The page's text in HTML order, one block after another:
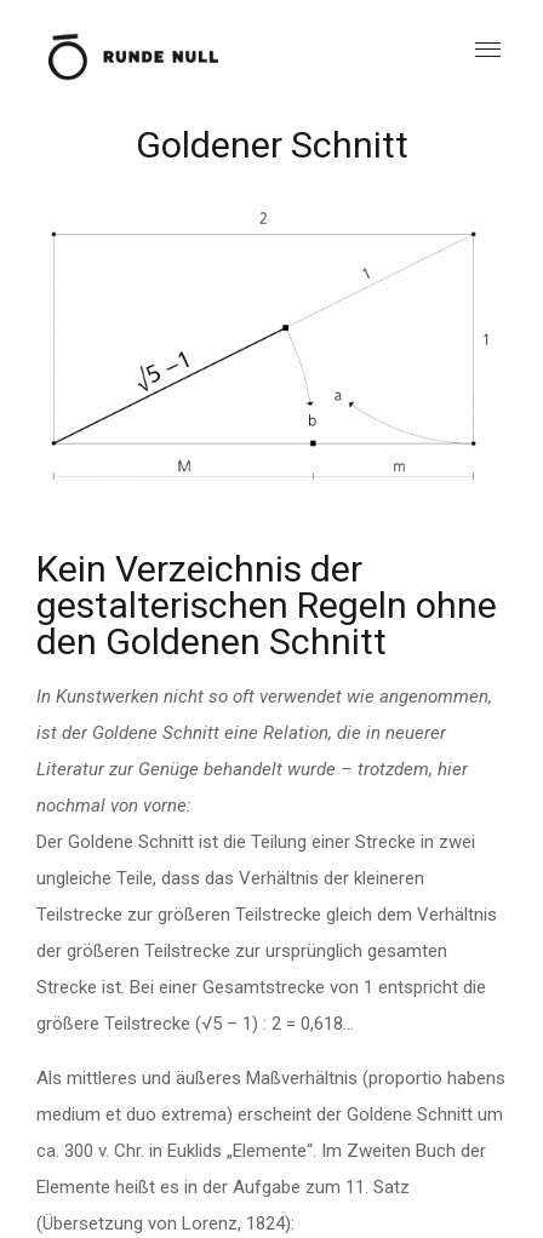
Goldener Schnitt
Kein Verzeichnis der
gestalterischen Regeln ohne
den Goldenen Schnitt
In Kunstwerken nicht so oft verwendet wie angenommen,
ist der Goldene Schnitt eine Relation, die in neuerer
Literatur zur Genüge behandelt wurde – trotzdem, hier
nochmal von vorne:
Der Goldene Schnitt ist die Teilung einer Strecke in zwei
ungleiche Teile, dass das Verhältnis der kleineren
Teilstrecke zur größeren Teilstrecke gleich dem Verhältnis
der größeren Teilstrecke zur ursprünglich gesamten
Strecke ist. Bei einer Gesamtstrecke von 1 entspricht die
größere Teilstrecke (√5 – 1) : 2 = 0,618…
Als mittleres und äußeres Maßverhältnis (proportio habens
medium et duo extrema) erscheint der Goldene Schnitt um
ca. 300 v. Chr. in Euklids „Elemente“. Im Zweiten Buch der
Elemente heißt es in der Aufgabe zum 11. Satz
(Übersetzung von Lorenz, 1824):